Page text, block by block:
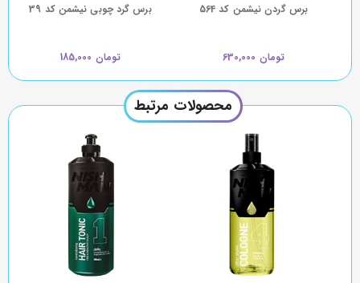
برس گردن نیشمن کد 564
تومان 630,000
برس گرد چوبی نیشمن کد 39
تومان 185,000
محصولات مرتبط